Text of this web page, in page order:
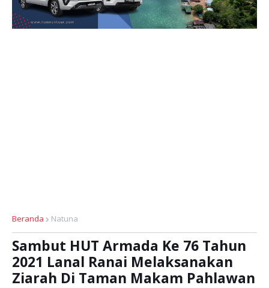
Beranda Natuna
Sambut HUT Armada Ke 76 Tahun
2021 Lanal Ranai Melaksanakan
Ziarah Di Taman Makam Pahlawan